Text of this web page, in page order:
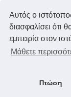
Αυτός ο
διασφαλίσει ότι
εμπειρία στον
Μάθετε
Πτώση